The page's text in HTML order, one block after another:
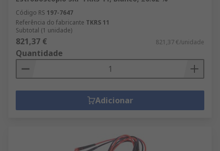
Código RS 197-7647
Referência do fabricante TKRS 11
Subtotal (1 unidade)
821,37 € 821,37 €/unidade
Quantidade
Adicionar